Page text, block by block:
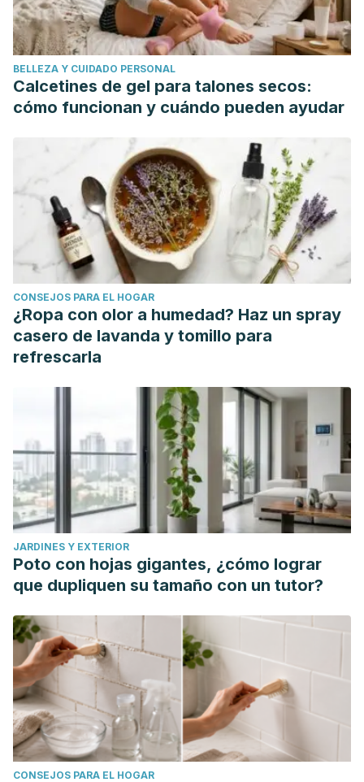
BELLEZA Y CUIDADO PERSONAL
Calcetines de gel para talones secos:
cómo funcionan y cuándo pueden ayudar
CONSEJOS PARA EL HOGAR
¿Ropa con olor a humedad? Haz un spray
casero de lavanda y tomillo para
refrescarla
JARDINES Y EXTERIOR
Poto con hojas gigantes, ¿cómo lograr
que dupliquen su tamaño con un tutor?
CONSEJOS PARA EL HOGAR